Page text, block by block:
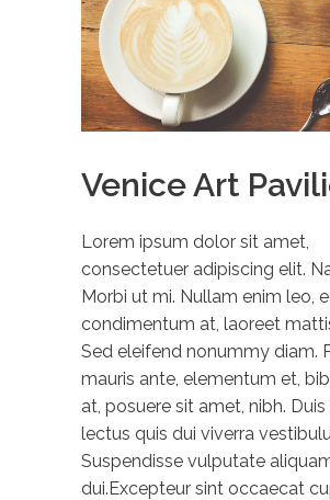
Venice Art
Lorem ipsum dolor sit amet,
consectetuer adipiscing elit.
Morbi ut mi. Nullam enim leo,
condimentum at, laoreet
Sed eleifend nonummy diam.
mauris ante, elementum et,
at, posuere sit amet, nibh.
lectus quis dui viverra
Suspendisse vulputate
dui.Excepteur sint occaecat